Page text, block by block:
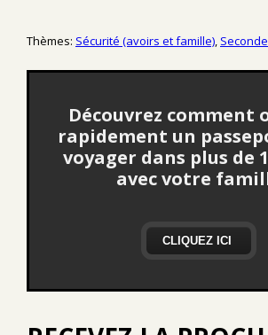
Thèmes: Sécurité (avoirs et famille),
Découvrez comment
rapidement un
voyager dans plus de
avec votre
CLIQUEZ ICI